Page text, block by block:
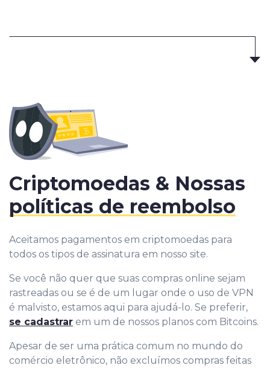
Aceitamos pagamentos em criptomoedas para
todos os tipos de assinatura em nosso site.
Se você não quer que suas compras online sejam
rastreadas ou se é de um lugar onde o uso de VPN
é malvisto, estamos aqui para ajudá-lo. Se preferir,
se cadastrar em um de nossos planos com Bitcoins.
Apesar de ser uma prática comum no mundo do
comércio eletrônico, não excluímos compras feitas
Criptomoedas & Nossas
políticas de reembolso